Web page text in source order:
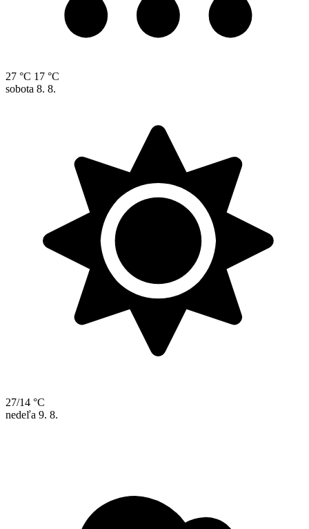
27 °C 17 °C
sobota 8. 8.
27/14 °C
nedeľa 9. 8.